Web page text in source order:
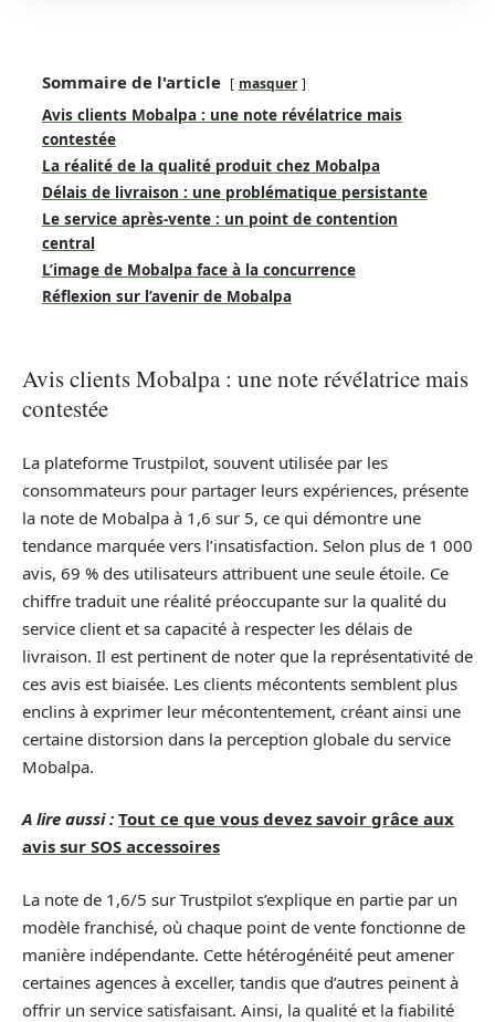
Sommaire de l'article masquer
Avis clients Mobalpa : une note révélatrice mais
contestée
La réalité de la qualité produit chez Mobalpa
Délais de livraison : une problématique persistante
Le service après-vente : un point de contention
central
L’image de Mobalpa face à la concurrence
Réflexion sur l’avenir de Mobalpa
Avis clients Mobalpa : une note révélatrice mais
contestée
La plateforme Trustpilot, souvent utilisée par les
consommateurs pour partager leurs expériences, présente
la note de Mobalpa à 1,6 sur 5, ce qui démontre une
tendance marquée vers l’insatisfaction. Selon plus de 1 000
avis, 69 % des utilisateurs attribuent une seule étoile. Ce
chiffre traduit une réalité préoccupante sur la qualité du
service client et sa capacité à respecter les délais de
livraison. Il est pertinent de noter que la représentativité de
ces avis est biaisée. Les clients mécontents semblent plus
enclins à exprimer leur mécontentement, créant ainsi une
certaine distorsion dans la perception globale du service
Mobalpa.
A lire aussi : Tout ce que vous devez savoir grâce aux
avis sur SOS accessoires
La note de 1,6/5 sur Trustpilot s’explique en partie par un
modèle franchisé, où chaque point de vente fonctionne de
manière indépendante. Cette hétérogénéité peut amener
certaines agences à exceller, tandis que d’autres peinent à
offrir un service satisfaisant. Ainsi, la qualité et la fiabilité